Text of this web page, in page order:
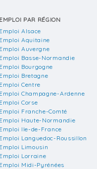
EMPLOI PAR RÉGION
Emploi Alsace
Emploi Aquitaine
Emploi Auvergne
Emploi Basse-Normandie
Emploi Bourgogne
Emploi Bretagne
Emploi Centre
Emploi Champagne-Ardenne
Emploi Corse
Emploi Franche-Comté
Emploi Haute-Normandie
Emploi Ile-de-France
Emploi Languedoc-Roussillon
Emploi Limousin
Emploi Lorraine
Emploi Midi-Pyrénées